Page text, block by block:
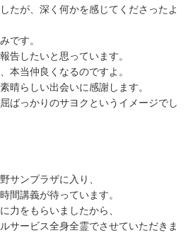
たが、深く何かを感じてくださったよ
です。
告したいと思っています。
本当仲良くなるのですよ。
晴らしい出会いに感謝します。
ばっかりのサヨクというイメージでし
サンプラザに入り、
間講義が待っています。
力をもらいましたから、
サービス全身全霊でさせていただきま